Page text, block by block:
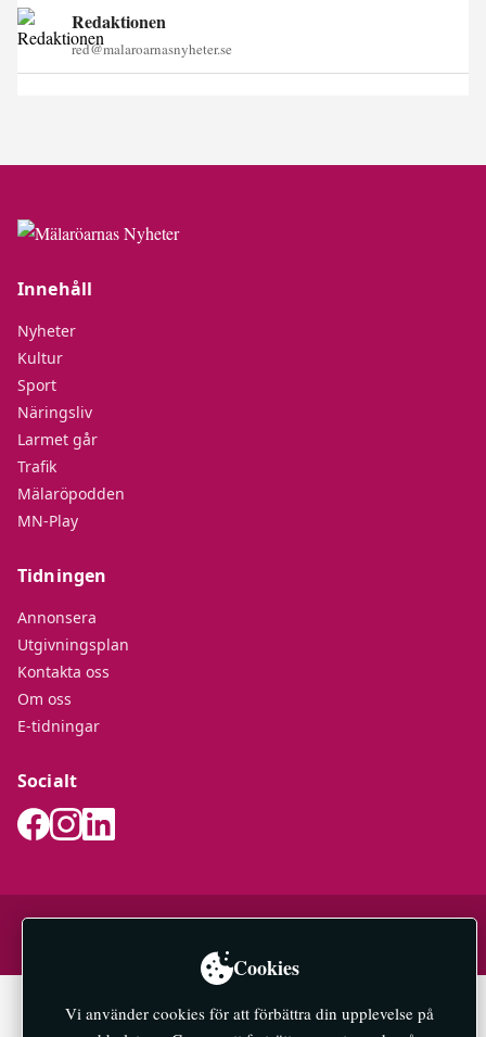
Redaktionen
red@malaroarnasnyheter.se
Innehåll
Nyheter
Kultur
Sport
Näringsliv
Larmet går
Trafik
Mälaröpodden
MN-Play
Tidningen
Annonsera
Utgivningsplan
Kontakta oss
Om oss
E-tidningar
Socialt
© 2026 Mälaröarnas Nyheter — All rights reserved.
Cookies
Vi använder cookies för att förbättra din upplevelse på